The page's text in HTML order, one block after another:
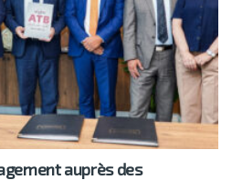
auprès des